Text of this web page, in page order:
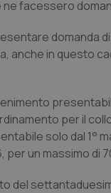
ne facessero
domanda
anche in questo
per il
solo dal 1°
un massimo di
del
enable